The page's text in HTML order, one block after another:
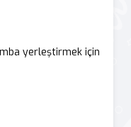
yerleştirmek için